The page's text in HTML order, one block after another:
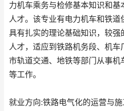
力机车乘务与检修基本知识和
人才。该专业有电力机车和铁
具有扎实的理论基础知识，较强
人才，适应到铁路机务段、机
市轨道交通、地铁等部门从事机
等工作。
就业方向:铁路电气化的运营与